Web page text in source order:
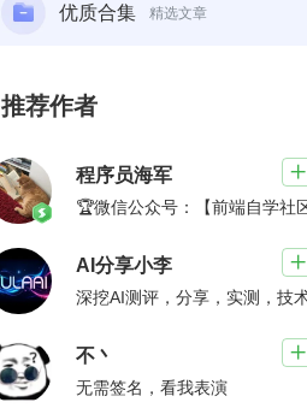
优质合集 精选文章
推荐作者
程序员海军 
🏆微信公众号：【前端自学社
AI分享小李 
深挖AI测评，分享，实测，技
不丶 
无需签名，看我表演